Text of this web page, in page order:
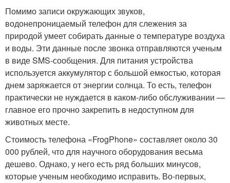
Помимо записи окружающих звуков,
водонепроницаемый телефон для слежения за
природой умеет собирать данные о температуре воздуха
и воды. Эти данные после звонка отправляются ученым
в виде SMS-сообщения. Для питания устройства
используется аккумулятор с большой емкостью, которая
днем заряжается от энергии солнца. То есть, телефон
практически не нуждается в каком-либо обслуживании —
главное его прочно закрепить в недоступном для
животных месте.
Стоимость телефона «FrogPhone» составляет около 30
000 рублей, что для научного оборудования весьма
дешево. Однако, у него есть ряд больших минусов,
которые ученым необходимо исправить. Во-первых,